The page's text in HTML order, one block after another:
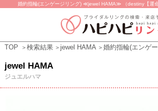
婚約指輪(エンゲージリング) ≪jewel HAMA≫ （destiny【運
TOP 検索結果 jewel HAMA 婚約指輪(エンゲ
jewel HAMA
ジュエルハマ